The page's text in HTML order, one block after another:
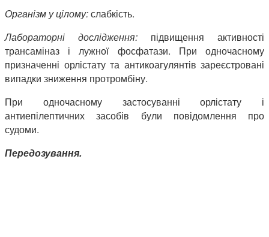
Організм у цілому:слабкість.
Лабораторні дослідження: підвищення активності
трансаміназ і лужної фосфатази. При одночасному
призначенні орлістату та антикоагулянтів зареєстровані
випадки зниження протромбіну.
При одночасному застосуванні орлістату і
антиепілептичних засобів були повідомлення про
судоми.
Передозування.